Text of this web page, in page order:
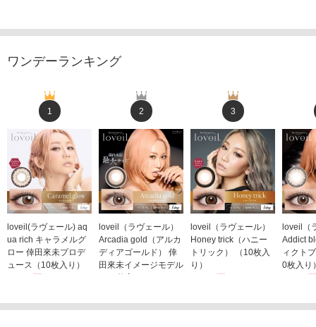
ワンデーランキング
1
loveil(ラヴェール) aq
ua rich キャラメルグ
ロー 倖田來未プロデ
ュース（10枚入り）
2
loveil（ラヴェール）
Arcadia gold（アルカ
ディアゴールド） 倖
田來未イメージモデル
3
loveil（ラヴェール）
Honey trick（ハニー
トリック） （10枚入
り）
loveil（
Addict
ィクト
0枚入り